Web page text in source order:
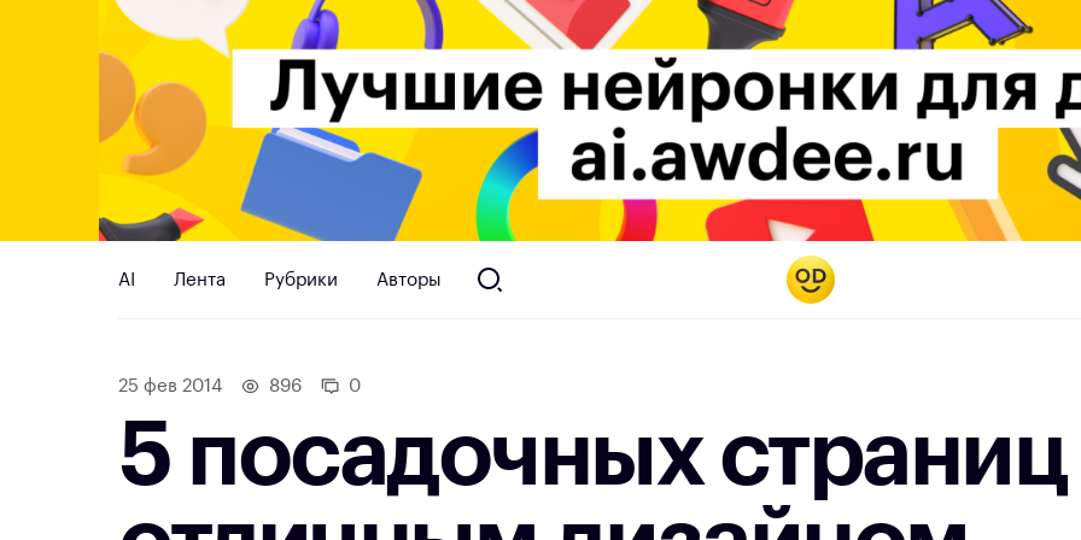
AI Лента Рубрики Авторы
25 фев 2014 896 0
5 посадочных страниц